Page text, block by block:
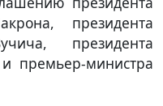
президента
президента
премьер-министра